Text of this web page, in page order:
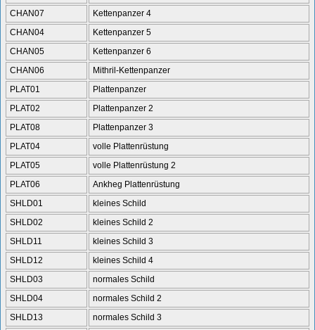
CHAN07
Kettenpanzer 4
CHAN04
Kettenpanzer 5
CHAN05
Kettenpanzer 6
CHAN06
Mithril-Kettenpanzer
PLAT01
Plattenpanzer
PLAT02
Plattenpanzer 2
PLAT08
Plattenpanzer 3
PLAT04
volle Plattenrüstung
PLAT05
volle Plattenrüstung 2
PLAT06
Ankheg Plattenrüstung
SHLD01
kleines Schild
SHLD02
kleines Schild 2
SHLD11
kleines Schild 3
SHLD12
kleines Schild 4
SHLD03
normales Schild
SHLD04
normales Schild 2
SHLD13
normales Schild 3